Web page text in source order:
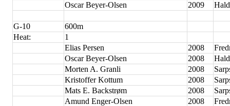
Oscar Beyer-Olsen
2009
G-10
600m
Heat:
1
Elias Persen
2008
Oscar Beyer-Olsen
2008
Morten A. Granli
2008
Kristoffer Kottum
2008
Mats E. Backstrøm
2008
Amund Enger-Olsen
2008